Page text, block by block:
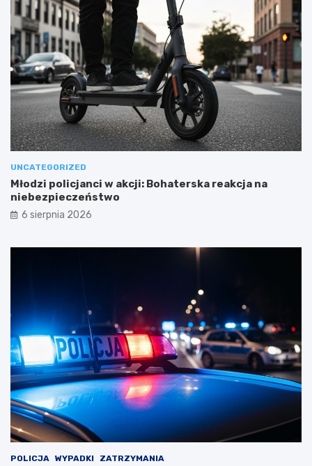
UNCATEGORIZED
Młodzi policjanci w akcji: Bohaterska reakcja na
niebezpieczeństwo
6 sierpnia 2026
POLICJA WYPADKI ZATRZYMANIA